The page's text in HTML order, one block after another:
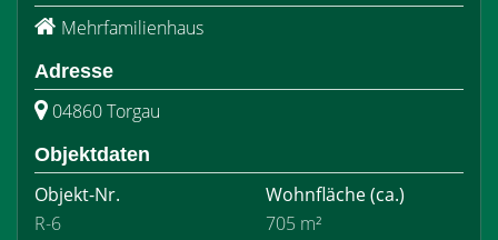
Mehrfamilienhaus
Adresse
04860 Torgau
Objektdaten
Objekt-Nr.
R-6
Wohnfläche(ca.)
705 m²